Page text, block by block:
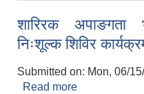
शारिरक अपाङगता
निःशूल्क शिविर
Submitted on: Mon, 06/
Read more